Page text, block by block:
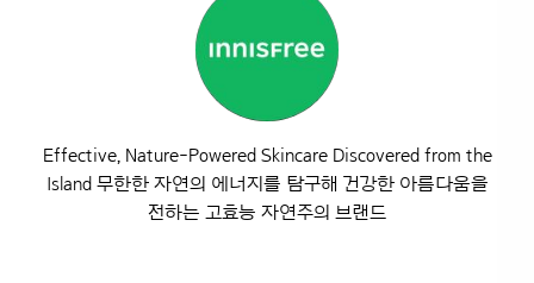
Effective, Nature-Powered Skincare Discovered from the
Island 무한한 자연의 에너지를 탐구해 건강한 아름다움을
전하는 고효능 자연주의 브랜드